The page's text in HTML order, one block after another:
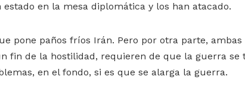
estado en la mesa diplomática y los han atacado.
pone paños fríos Irán. Pero por otra parte, ambas
fin de la hostilidad, requieren de que la guerra se
en el fondo, si es que se alarga la guerra.